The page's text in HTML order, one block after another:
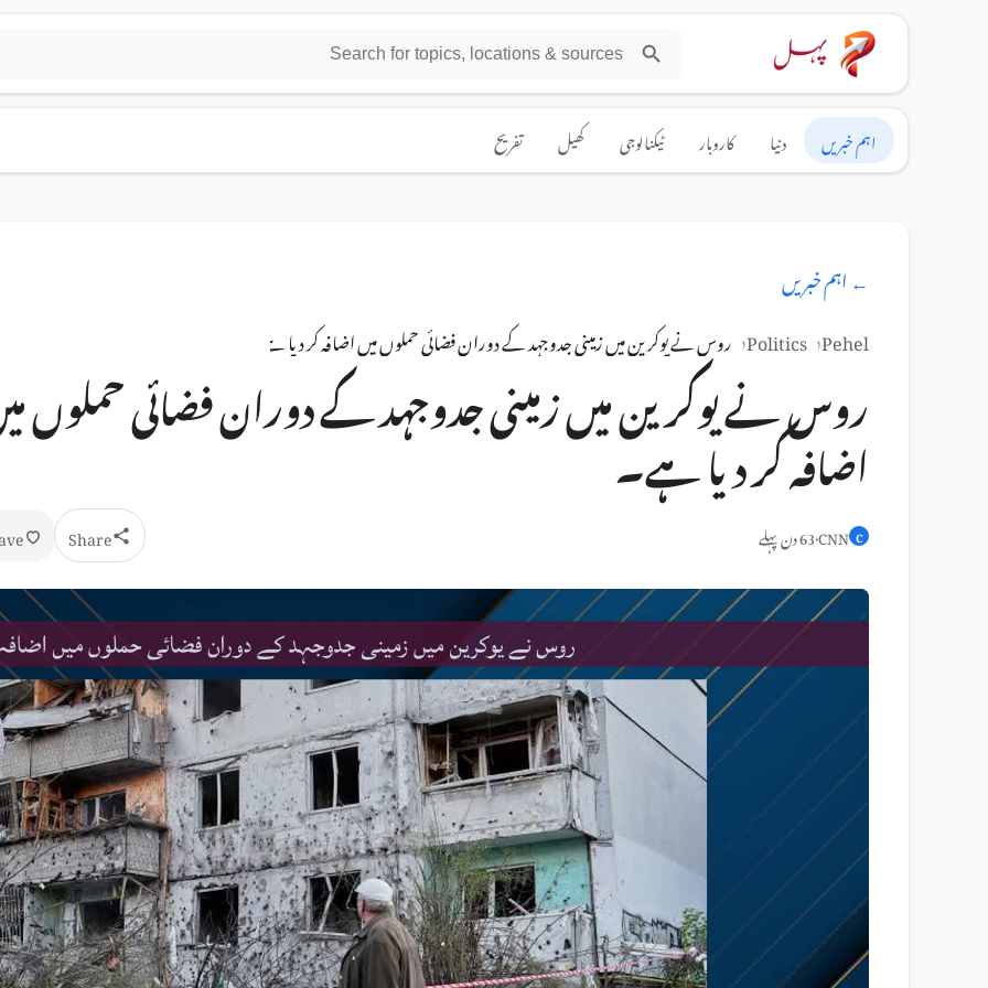
اہم خبریں دنیا کاروبار ٹیکنالوجی کھیل تفریح
← اہم خبریں
Pehel
Politics روس نے یوکرین میں زمینی جدوجہد کے دوران فضائی حملوں میں اضافہ کر دیا ہے۔
روس نے یوکرین میں زمینی جدوجہد کے دوران فضائی حملوں
اضافہ کر دیا ہے۔
C
CNN
·63 دن پہلے Share